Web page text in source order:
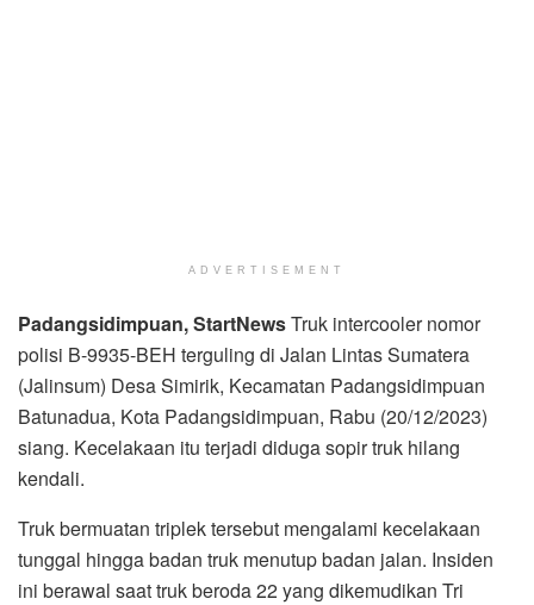
ADVERTISEMENT
Padangsidimpuan, StartNewsTruk intercooler nomor
polisi B-9935-BEH terguling di Jalan Lintas Sumatera
(Jalinsum) Desa Simirik, Kecamatan Padangsidimpuan
Batunadua, Kota Padangsidimpuan, Rabu (20/12/2023)
siang. Kecelakaan itu terjadi diduga sopir truk hilang
kendali.
Truk bermuatan triplek tersebut mengalami kecelakaan
tunggal hingga badan truk menutup badan jalan. Insiden
ini berawal saat truk beroda 22 yang dikemudikan Tri